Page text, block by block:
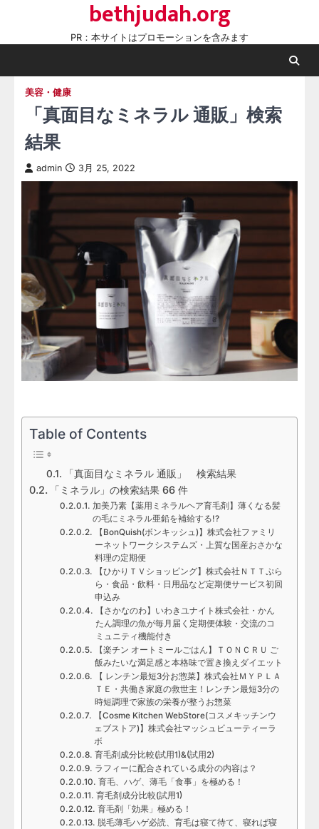
content
bethjudah.org
PR：本サイトはプロモーションを含みます
美容・健康
「真面目なミネラル 通販」検索
結果
admin 3月 25, 2022
Table of Contents
「真面目なミネラル 通販」 検索結果
「ミネラル」の検索結果 66 件
加美乃素【薬用ミネラルヘア育毛剤】薄くなる髪
の毛にミネラル亜鉛を補給する!?
【BonQuish(ボンキッシュ)】株式会社ファミリ
ーネットワークシステムズ・上質な国産おさかな
料理の定期便
【ひかりＴＶショッピング】株式会社ＮＴＴぷら
ら・食品・飲料・日用品など定期便サービス初回
申込み
【さかなのわ】いわきユナイト株式会社・かん
たん調理の魚が毎月届く定期便体験・交流のコ
ミュニティ機能付き
【楽チン オートミールごはん】ＴＯＮＣＲＵ ご
飯みたいな満足感と本格味で置き換えダイエット
【 レンチン最短3分お惣菜】株式会社ＭＹＰＬＡ
ＴＥ・共働き家庭の救世主！レンチン最短3分の
時短調理で家族の栄養が整うお惣菜
【Cosme Kitchen WebStore(コスメキッチンウ
ェブストア)】株式会社マッシュビューティーラ
ボ
育毛剤成分比較(試用1)&(試用2)
ラフィーに配合されている成分の内容は？
育毛、ハゲ、薄毛「食事」を極める！
育毛剤成分比較(試用1)
育毛剤「効果」極める！
脱毛薄毛ハゲ必読、育毛は寝て待て、寝れば寝